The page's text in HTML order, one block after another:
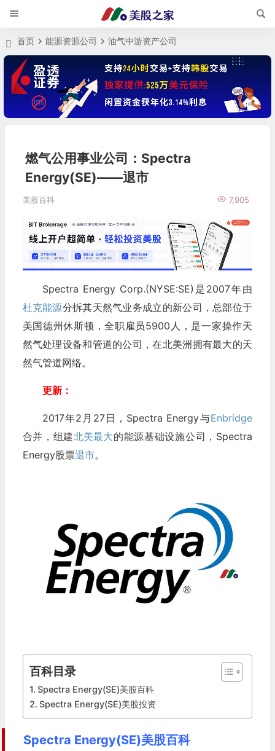
首页 能源资源公司 油气中游资产公司
燃气公用事业公司：Spectra
Energy(SE)——退市
美股百科 7,905
Spectra Energy Corp.(NYSE:SE)是2007年由
杜克能源分拆其天然气业务成立的新公司，总部位于
美国德州休斯顿，全职雇员5900人，是一家操作天
然气处理设备和管道的公司，在北美洲拥有最大的天
然气管道网络。
更新：
2017年2月27日，Spectra Energy与Enbridge
合并，组建北美最大的能源基础设施公司，Spectra
Energy股票退市。
百科目录
Spectra Energy(SE)美股百科
Spectra Energy(SE)美股投资
Spectra Energy(SE)美股百科